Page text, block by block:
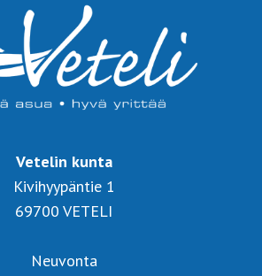
Vetelin kunta
Kivihyypäntie 1
69700 VETELI
Neuvonta